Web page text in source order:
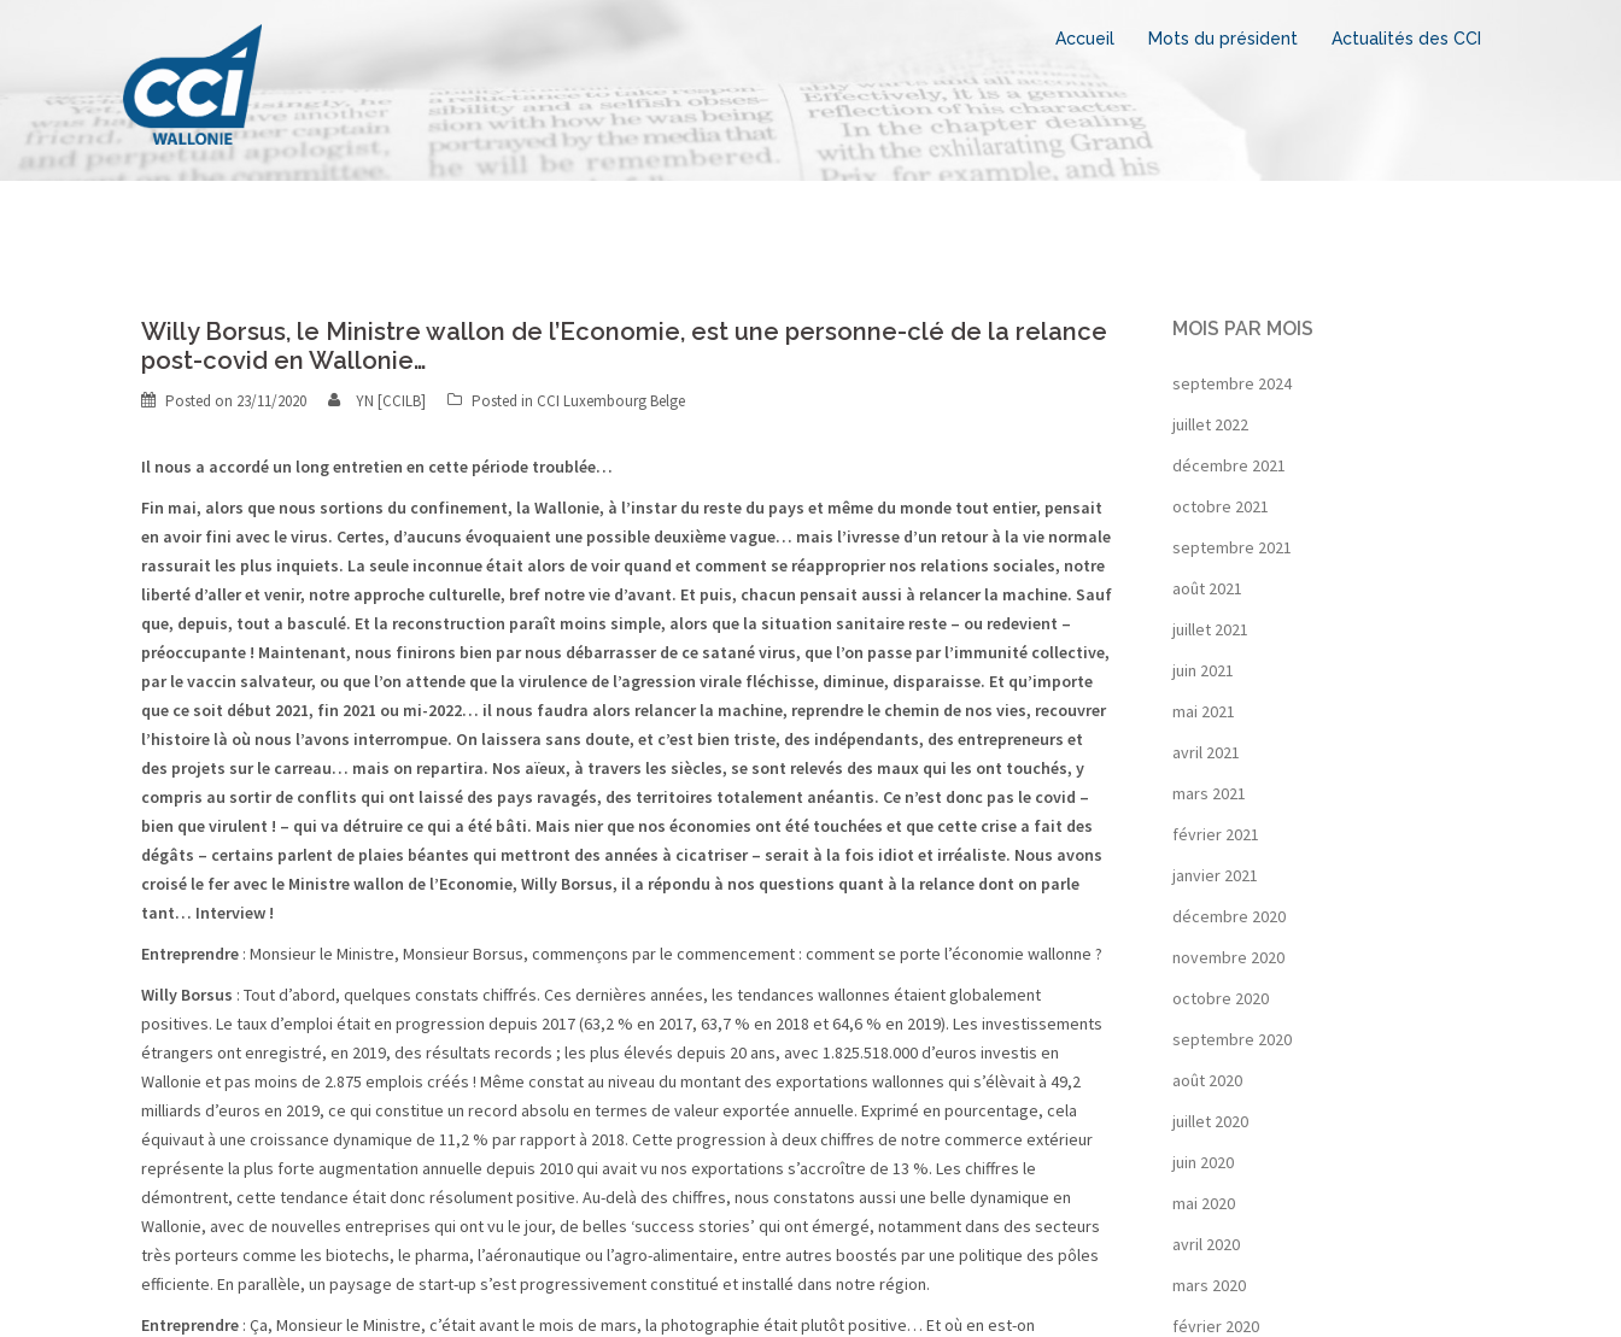
Accueil Mots du président Actualités des CCI
Willy Borsus, le Ministre wallon de l’Economie, est une personne-clé de la relance
post-covid en Wallonie…
Posted on 23/11/2020 YN [CCILB] Posted in CCI Luxembourg Belge
Il nous a accordé un long entretien en cette période troublée…
Fin mai, alors que nous sortions du confinement, la Wallonie, à l’instar du reste du pays et même du monde tout entier, pensait
en avoir fini avec le virus. Certes, d’aucuns évoquaient une possible deuxième vague… mais l’ivresse d’un retour à la vie normale
rassurait les plus inquiets. La seule inconnue était alors de voir quand et comment se réapproprier nos relations sociales, notre
liberté d’aller et venir, notre approche culturelle, bref notre vie d’avant. Et puis, chacun pensait aussi à relancer la machine. Sauf
que, depuis, tout a basculé. Et la reconstruction paraît moins simple, alors que la situation sanitaire reste – ou redevient –
préoccupante ! Maintenant, nous finirons bien par nous débarrasser de ce satané virus, que l’on passe par l’immunité collective,
par le vaccin salvateur, ou que l’on attende que la virulence de l’agression virale fléchisse, diminue, disparaisse. Et qu’importe
que ce soit début 2021, fin 2021 ou mi-2022… il nous faudra alors relancer la machine, reprendre le chemin de nos vies, recouvrer
l’histoire là où nous l’avons interrompue. On laissera sans doute, et c’est bien triste, des indépendants, des entrepreneurs et
des projets sur le carreau… mais on repartira. Nos aïeux, à travers les siècles, se sont relevés des maux qui les ont touchés, y
compris au sortir de conflits qui ont laissé des pays ravagés, des territoires totalement anéantis. Ce n’est donc pas le covid –
bien que virulent ! – qui va détruire ce qui a été bâti. Mais nier que nos économies ont été touchées et que cette crise a fait des
dégâts – certains parlent de plaies béantes qui mettront des années à cicatriser – serait à la fois idiot et irréaliste. Nous avons
croisé le fer avec le Ministre wallon de l’Economie, Willy Borsus, il a répondu à nos questions quant à la relance dont on parle
tant… Interview !
Entreprendre : Monsieur le Ministre, Monsieur Borsus, commençons par le commencement : comment se porte l’économie wallonne ?
Willy Borsus : Tout d’abord, quelques constats chiffrés. Ces dernières années, les tendances wallonnes étaient globalement
positives. Le taux d’emploi était en progression depuis 2017 (63,2 % en 2017, 63,7 % en 2018 et 64,6 % en 2019). Les investissements
étrangers ont enregistré, en 2019, des résultats records ; les plus élevés depuis 20 ans, avec 1.825.518.000 d’euros investis en
Wallonie et pas moins de 2.875 emplois créés ! Même constat au niveau du montant des exportations wallonnes qui s’élèvait à 49,2
milliards d’euros en 2019, ce qui constitue un record absolu en termes de valeur exportée annuelle. Exprimé en pourcentage, cela
équivaut à une croissance dynamique de 11,2 % par rapport à 2018. Cette progression à deux chiffres de notre commerce extérieur
représente la plus forte augmentation annuelle depuis 2010 qui avait vu nos exportations s’accroître de 13 %. Les chiffres le
démontrent, cette tendance était donc résolument positive. Au-delà des chiffres, nous constatons aussi une belle dynamique en
Wallonie, avec de nouvelles entreprises qui ont vu le jour, de belles ‘success stories’ qui ont émergé, notamment dans des secteurs
très porteurs comme les biotechs, le pharma, l’aéronautique ou l’agro-alimentaire, entre autres boostés par une politique des pôles
efficiente. En parallèle, un paysage de start-up s’est progressivement constitué et installé dans notre région.
Entreprendre : Ça, Monsieur le Ministre, c’était avant le mois de mars, la photographie était plutôt positive… Et où en est-on
MOIS PAR MOIS
septembre 2024
juillet 2022
décembre 2021
octobre 2021
septembre 2021
août 2021
juillet 2021
juin 2021
mai 2021
avril 2021
mars 2021
février 2021
janvier 2021
décembre 2020
novembre 2020
octobre 2020
septembre 2020
août 2020
juillet 2020
juin 2020
mai 2020
avril 2020
mars 2020
février 2020